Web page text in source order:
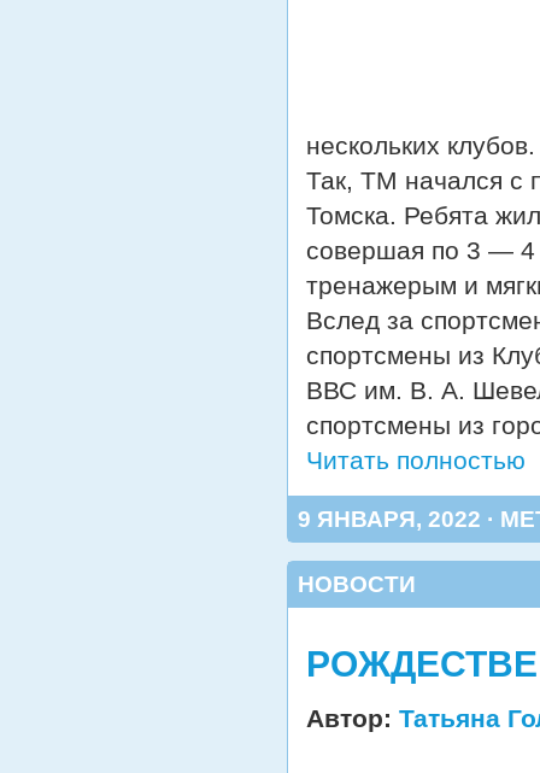
нескольких клубов.
Так, ТМ начался с
Томска. Ребята
совершая по 3 — 4
тренажерым и
Вслед за
спортсмены из
ВВС им. В. А.
спортсмены из
Читать полностью
9 ЯНВАРЯ, 2022 ·
НОВОСТИ
Автор: Татьяна